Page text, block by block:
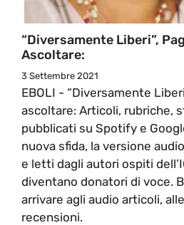
“Diversamente Liberi”,
Ascoltare:
3 Settembre 2021
EBOLI - “Diversamente
ascoltare: Articoli, rubriche,
pubblicati su Spotify e
nuova sfida, la versione
e letti dagli autori ospiti
diventano donatori di voce.
arrivare agli audio articoli,
recensioni.